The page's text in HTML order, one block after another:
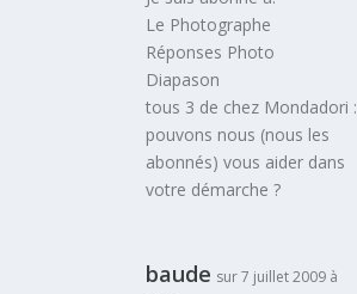
Le Photographe
Réponses Photo
Diapason
tous 3 de chez Mondadori :
pouvons nous (nous les
abonnés) vous aider dans
votre démarche ?
baude sur 7 juillet 2009 à